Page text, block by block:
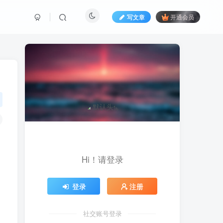
写文章 开通会员
Hi！请登录
登录 注册
社交账号登录